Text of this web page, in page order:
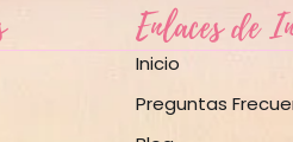
Enlaces de
Inicio
Preguntas